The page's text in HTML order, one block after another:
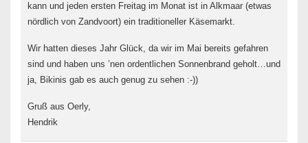
kann und jeden ersten Freitag im Monat ist in Alkmaar (etwas
nördlich von Zandvoort) ein traditioneller Käsemarkt.
Wir hatten dieses Jahr Glück, da wir im Mai bereits gefahren
sind und haben uns ’nen ordentlichen Sonnenbrand geholt…und
ja, Bikinis gab es auch genug zu sehen :-))
Gruß aus Oerly,
Hendrik